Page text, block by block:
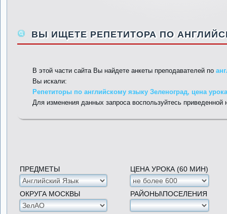
ВЫ ИЩЕТЕ РЕПЕТИТОРА ПО
В этой части сайта Вы найдете анкеты преподавателей по
Вы искали:
Репетиторы по английскому языку Зеленоград, цена
Для изменения данных запроса воспользуйтесь
ПРЕДМЕТЫ ЦЕНА УРОКА (60 МИН)
ОКРУГА МОСКВЫ РАЙОНЫ\ПОСЕЛЕНИЯ